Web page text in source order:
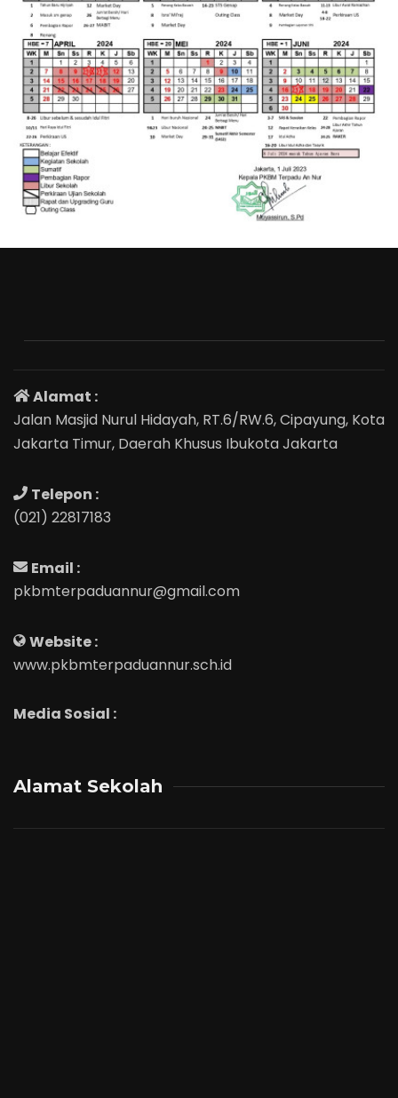
Alamat :
Jalan Masjid Nurul Hidayah, RT.6/RW.6, Cipayung, Kota
Jakarta Timur, Daerah Khusus Ibukota Jakarta
Telepon :
(021) 22817183
Email :
pkbmterpaduannur@gmail.com
Website :
www.pkbmterpaduannur.sch.id
Media Sosial :
Alamat Sekolah